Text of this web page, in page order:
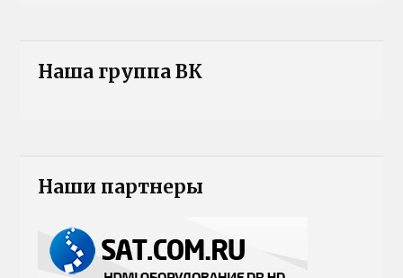
Наша группа ВК
Наши партнеры